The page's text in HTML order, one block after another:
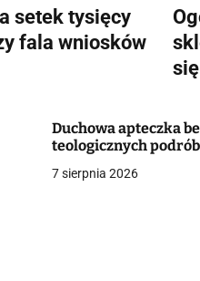
setek tysięcy
fala wniosków
Duchowa apteczka
teologicznych
7 sierpnia 2026